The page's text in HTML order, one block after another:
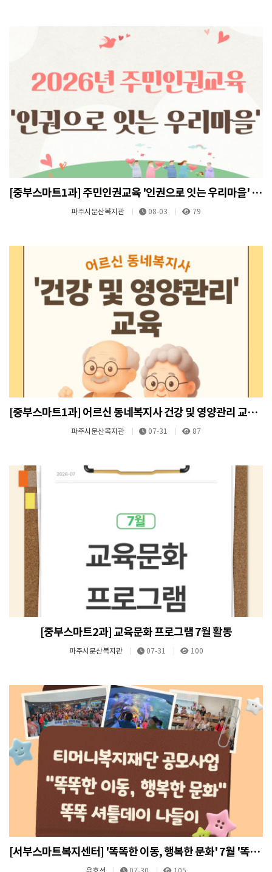
[중부스마트1과] 주민인권교육 '인권으로 잇는 우리마을' 진행
파주시문산복지관 08-03 79
[중부스마트1과] 어르신 동네복지사 건강 및 영양관리 교육 진행
파주시문산복지관 07-31 87
[중부스마트2과] 교육문화 프로그램 7월 활동
파주시문산복지관 07-31 100
[서부스마트복지센터] '똑똑한 이동, 행복한 문화' 7월 '똑똑 셔틀데이' 나들이